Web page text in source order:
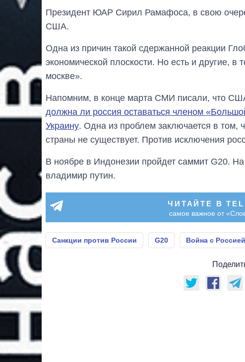
Президент ЮАР Сирил Рамафоса, в свою
США.
Одна из причин такой сдержанной реакции
экономической плоскости. Но есть и другие, в
москве».
Напомним, в конце марта СМИ писали, что
должна ли россия оставаться членом
Украину. Одна из проблем заключается в том,
страны не существует. Против исключения
В ноябре в Индонезии пройдет саммит G20.
владимир путин.
ЧИТАЙТЕ В
самое важное от
Санкции против России G20 Война с Россией